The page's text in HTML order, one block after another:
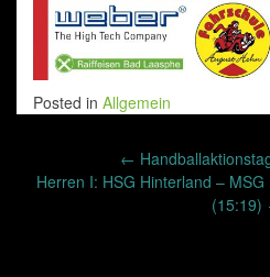
Posted in Allgemein
navigation
←
Herren I: HSG Hinterland –
(15:19)